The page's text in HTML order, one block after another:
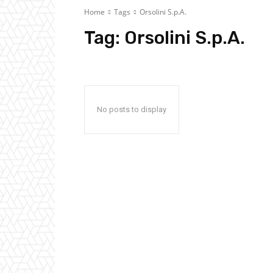
Home Tags Orsolini S.p.A.
Tag: Orsolini S.p.A.
No posts to display